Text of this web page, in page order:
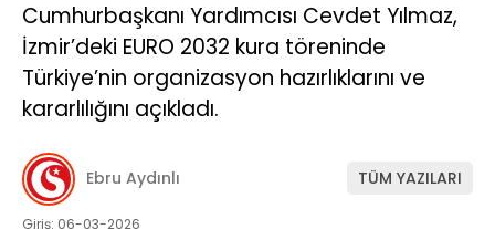
Cumhurbaşkanı Yardımcısı Cevdet Yılmaz,
İzmir’deki EURO 2032 kura töreninde
Türkiye’nin organizasyon hazırlıklarını ve
kararlılığını açıkladı.
Ebru Aydınlı TÜM YAZILARI
Giriş: 06-03-2026